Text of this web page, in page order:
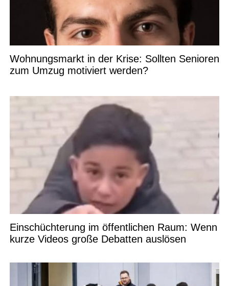
Wohnungsmarkt in der Krise: Sollten Senioren
zum Umzug motiviert werden?
Einschüchterung im öffentlichen Raum: Wenn
kurze Videos große Debatten auslösen